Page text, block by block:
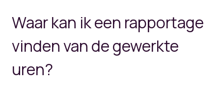
Waar kan ik een rapportage
vinden van de gewerkte
uren?